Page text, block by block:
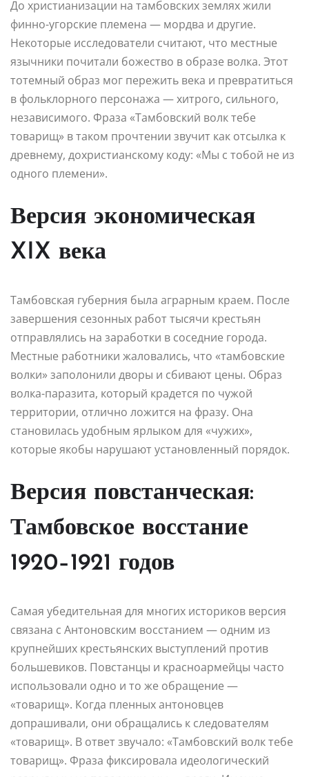
До христианизации на тамбовских землях жили
финно-угорские племена — мордва и другие.
Некоторые исследователи считают, что местные
язычники почитали божество в образе волка. Этот
тотемный образ мог пережить века и превратиться
в фольклорного персонажа — хитрого, сильного,
независимого. Фраза «Тамбовский волк тебе
товарищ» в таком прочтении звучит как отсылка к
древнему, дохристианскому коду: «Мы с тобой не из
одного племени».
Версия экономическая
XIX века
Тамбовская губерния была аграрным краем. После
завершения сезонных работ тысячи крестьян
отправлялись на заработки в соседние города.
Местные работники жаловались, что «тамбовские
волки» заполонили дворы и сбивают цены. Образ
волка-паразита, который крадется по чужой
территории, отлично ложится на фразу. Она
становилась удобным ярлыком для «чужих»,
которые якобы нарушают установленный порядок.
Версия повстанческая:
Тамбовское восстание
1920–1921 годов
Самая убедительная для многих историков версия
связана с Антоновским восстанием — одним из
крупнейших крестьянских выступлений против
большевиков. Повстанцы и красноармейцы часто
использовали одно и то же обращение —
«товарищ». Когда пленных антоновцев
допрашивали, они обращались к следователям
«товарищ». В ответ звучало: «Тамбовский волк тебе
товарищ». Фраза фиксировала идеологический